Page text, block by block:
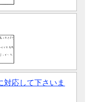
対応して下さいま